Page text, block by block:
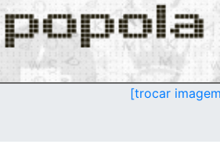
[trocar